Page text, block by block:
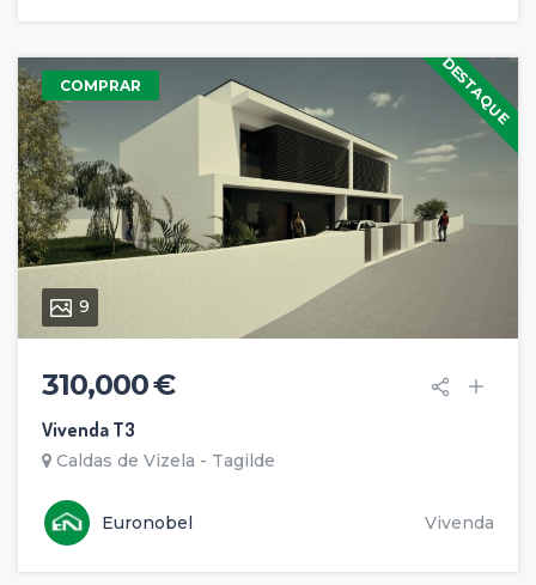
COMPRAR DESTAQUE
9
310,000 €
Vivenda T3
Caldas de Vizela - Tagilde
Euronobel Vivenda